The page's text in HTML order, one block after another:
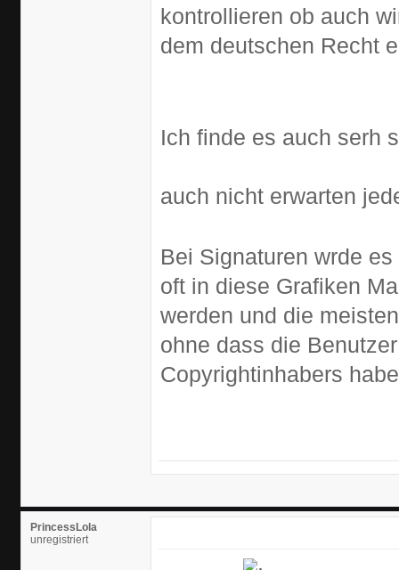
kontrollieren ob auch
dem deutschen Recht
Ich finde es auch serh
auch nicht erwarten
Bei Signaturen wrde
oft in diese Grafiken
werden und die
ohne dass die
Copyrightinhabers
PrincessLola
unregistriert